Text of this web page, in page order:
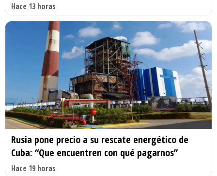
Hace 13 horas
Rusia pone precio a su rescate energético de
Cuba: “Que encuentren con qué pagarnos”
Hace 19 horas